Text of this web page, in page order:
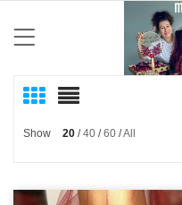
Show 20 40 60 All